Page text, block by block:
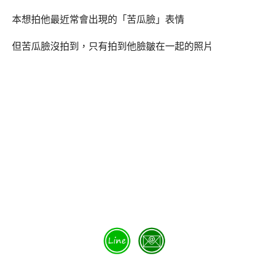
本想拍他最近常會出現的「苦瓜臉」表情
但苦瓜臉沒拍到，只有拍到他臉皺在一起的照片